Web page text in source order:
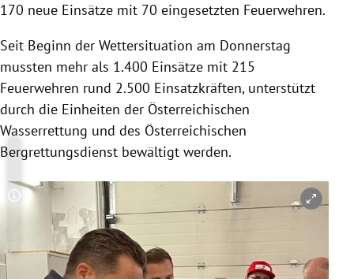
170 neue Einsätze mit 70 eingesetzten Feuerwehren.
Seit Beginn der Wettersituation am Donnerstag
mussten mehr als 1.400 Einsätze mit 215
Feuerwehren rund 2.500 Einsatzkräften, unterstützt
durch die Einheiten der Österreichischen
Wasserrettung und des Österreichischen
Bergrettungsdienst bewältigt werden.
Copyright-Hinweis öffnen/schließen